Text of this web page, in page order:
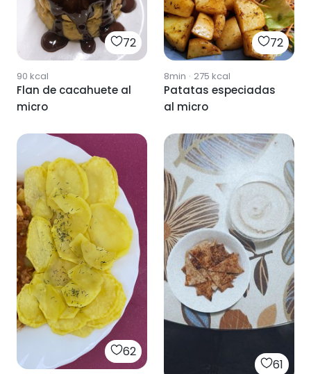
72
90 kcal
Flan de cacahuete al
micro
72
8min · 275 kcal
Patatas especiadas
al micro
62
61